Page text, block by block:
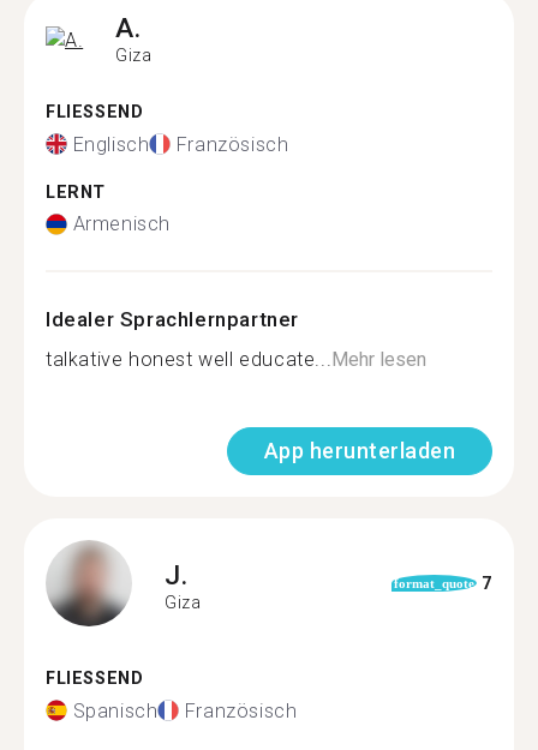
A.
Giza
FLIESSEND
Englisch Französisch
LERNT
Armenisch
Idealer Sprachlernpartner
talkative honest well educate...Mehr lesen
App herunterladen
J.
Giza
format_quote 7
FLIESSEND
Spanisch Französisch